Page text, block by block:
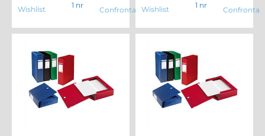
Wishlist
1 nr
Confronta Wishlist
1 nr
Confronta